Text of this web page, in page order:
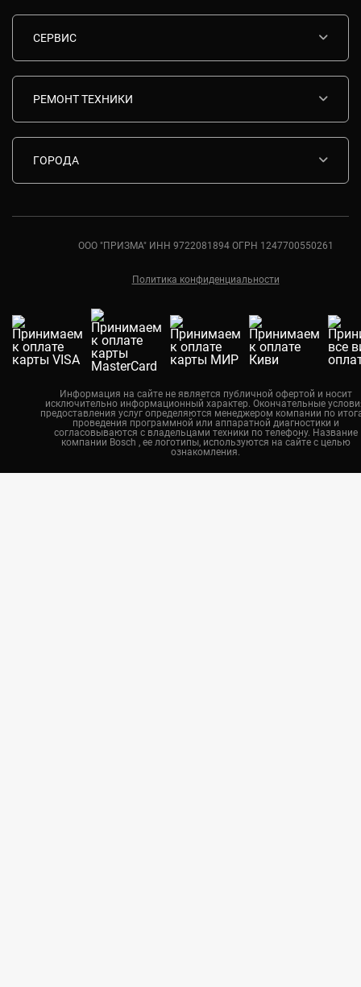
СЕРВИС
Комплектующие
Контакты
РЕМОНТ ТЕХНИКИ
Ремонт кондиционеров Bosch
ГОРОДА
Санкт-Петербург
Новосибирск
Калининград
Челябинск
Казань
Воронеж
ООО "ПРИЗМА" ИНН 9722081894 ОГРН 1247700550261
Политика конфиденциальности
Информация на сайте не является публичной офертой и носит
исключительно информационный характер. Окончательные
предоставления услуг определяются менеджером компании по
проведения программной или аппаратной диагностики и
согласовываются с владельцами техники по телефону. Название
компании Bosch , ее логотипы, используются на сайте с целью
ознакомления.